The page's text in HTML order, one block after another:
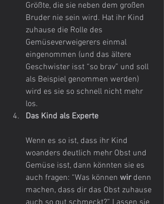
Größte, die sie neben dem großen
Bruder nie sein wird. Hat ihr Kind
zuhause die Rolle des
Gemüseverweigerers einmal
eingenommen (und das ältere
Geschwister isst “so brav” und soll
als Beispiel genommen werden)
wird es sie so schnell nicht mehr
los.
Das Kind als Experte
Wenn es so ist, dass ihr Kind
woanders deutlich mehr Obst und
Gemüse isst, dann könnten sie es
auch fragen: “Was können wir denn
machen, dass dir das Obst zuhause